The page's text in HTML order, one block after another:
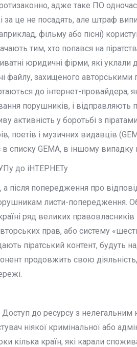
адже таке ПО
за це не посадять, але штраф
фільму або пісні)
тим, хто попався на
юридичні фірми, які уклали
файлу, захищеного авторськими
до інтернет-провайдера,
порушників, і відправляють
активність у боротьбі з
поетів і музичних видавців
списку GEMA, в іншому випадку
до іНТЕРНЕТу
після попередження про
листи-попередження.
ряд великих правовласників
прав, або систему
піратський контент, будуть
продовжить свою
Доступ до ресурсу з
ніякої кримінальної або
кілька країн, які карали